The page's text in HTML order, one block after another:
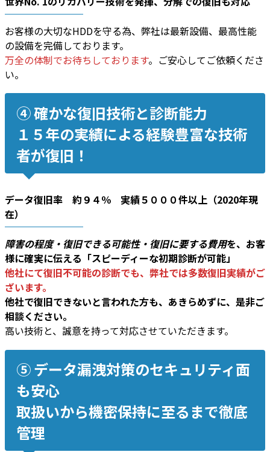
お客様の大切なHDDを守る為、弊社は最新設備、最高性能
の設備を完備しております。
万全の体制でお待ちしております。ご安心してご依頼くださ
い。
④ 確かな復旧技術と診断能力
１５年の実績による経験豊富な技術
者が復旧！
データ復旧率 約９４％ 実績５０００件以上（2020年現
在）
障害の程度・復旧できる可能性・復旧に要する費用を、お客
様に確実に伝える「スピーディーな初期診断が可能」
他社にて復旧不可能の診断でも、弊社では多数復旧実績がご
ざいます。
他社で復旧できないと言われた方も、あきらめずに、是非ご
相談ください。
高い技術と、誠意を持って対応させていただきます。
⑤ データ漏洩対策のセキュリティ面
も安心
取扱いから機密保持に至るまで徹底
管理